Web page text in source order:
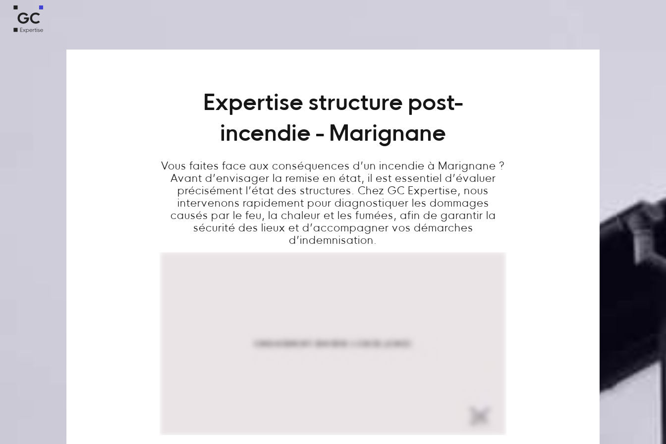
Expertise structure post-
incendie - Marignane
Vous faites face aux conséquences d’un incendie à Marignane ?
Avant d’envisager la remise en état, il est essentiel d’évaluer
précisément l’état des structures. Chez GC Expertise, nous
intervenons rapidement pour diagnostiquer les dommages
causés par le feu, la chaleur et les fumées, afin de garantir la
sécurité des lieux et d’accompagner vos démarches
d’indemnisation.